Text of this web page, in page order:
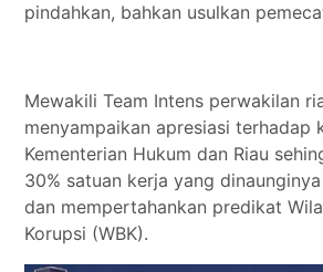
pindahkan, bahkan usulkan
Mewakili Team Intens perwakilan
menyampaikan apresiasi terhadap
Kementerian Hukum dan Riau
30% satuan kerja yang
dan mempertahankan predikat
Korupsi (WBK).